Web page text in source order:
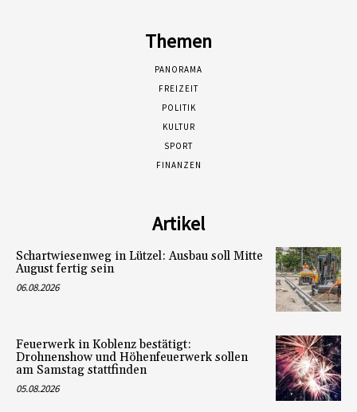
Themen
PANORAMA
FREIZEIT
POLITIK
KULTUR
SPORT
FINANZEN
Artikel
Schartwiesenweg in Lützel: Ausbau soll Mitte
August fertig sein
06.08.2026
Feuerwerk in Koblenz bestätigt:
Drohnenshow und Höhenfeuerwerk sollen
am Samstag stattfinden
05.08.2026